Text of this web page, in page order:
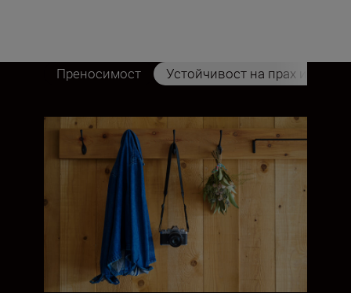
Преносимост Устойчивост на прах и капки